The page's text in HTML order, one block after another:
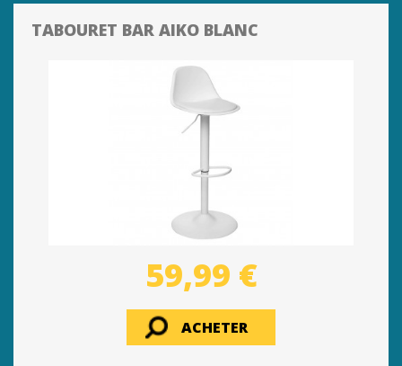
TABOURET BAR AIKO BLANC
59,99 €
ACHETER